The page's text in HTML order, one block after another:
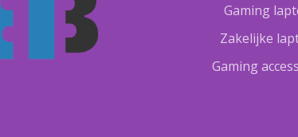
Gaming
Zakelijke
Gaming